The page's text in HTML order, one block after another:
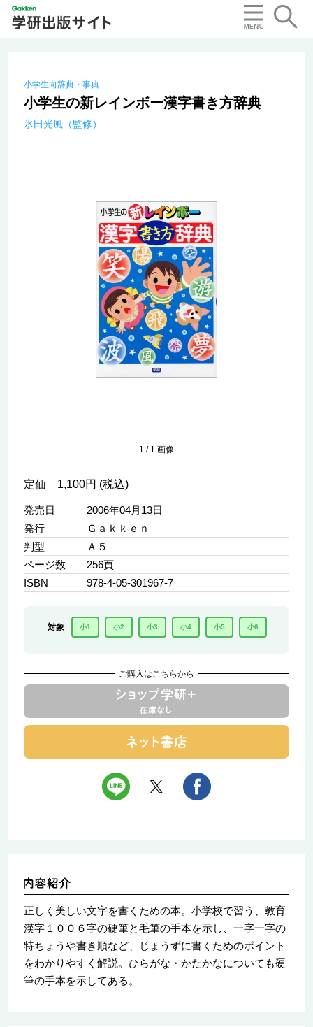
小学生向辞典・事典
小学生の新レインボー漢字書き方辞典
氷田光風（監修）
1 / 1 画像
定価 1,100円 (税込)
発売日
2006年04月13日
発行
Ｇａｋｋｅｎ
判型
Ａ５
ページ数
256頁
ISBN
978-4-05-301967-7
対象 小1 小2 小3 小4 小5 小6
ご購入はこちらから
正しく美しい文字を書くための本。小学校で習う、教育
漢字１００６字の硬筆と毛筆の手本を示し、一字一字の
特ちょうや書き順など、じょうずに書くためのポイント
をわかりやすく解説。ひらがな・かたかなについても硬
筆の手本を示してある。